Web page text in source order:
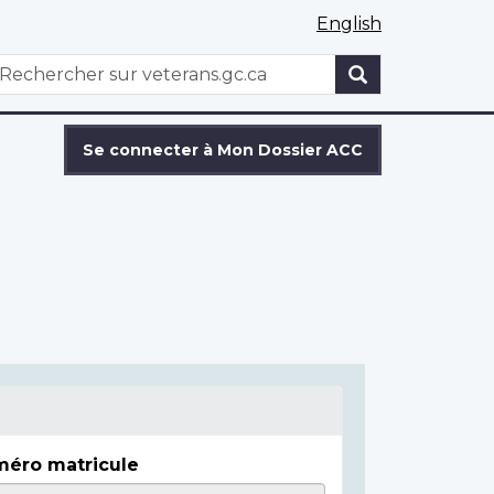
English
WxT
Se connecter à Mon Dossier ACC
matricule